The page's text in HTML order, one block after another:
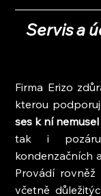
Servis a
Firma Erizo
kterou
ses k ní
tak i
kondenzačních
Provádí
včetně